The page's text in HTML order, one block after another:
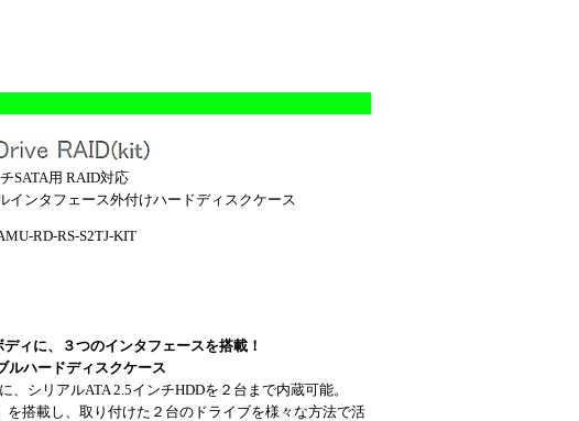
SATA用 RAID対応
インタフェース外付けハードディスクケース
RD-RS-S2TJ-KIT
ィに、３つのインタフェースを搭載！
ハードディスクケース
シリアルATA 2.5インチHDDを２台まで内蔵可能。
搭載し、取り付けた２台のドライブを様々な方法で活